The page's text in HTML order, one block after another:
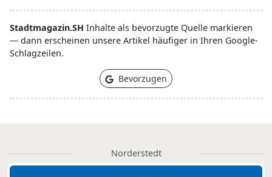
Stadtmagazin.SH Inhalte als bevorzugte Quelle markieren
— dann erscheinen unsere Artikel häufiger in Ihren Google-
Schlagzeilen.
Bevorzugen
Norderstedt